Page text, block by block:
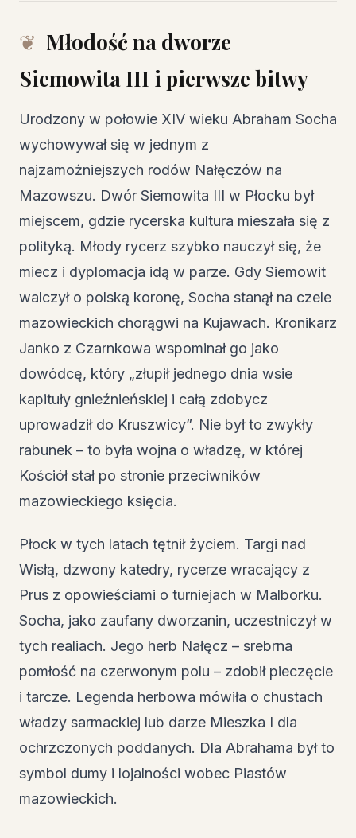
Młodość na dworze
Siemowita III i pierwsze bitwy
Urodzony w połowie XIV wieku Abraham Socha
wychowywał się w jednym z
najzamożniejszych rodów Nałęczów na
Mazowszu. Dwór Siemowita III w Płocku był
miejscem, gdzie rycerska kultura mieszała się z
polityką. Młody rycerz szybko nauczył się, że
miecz i dyplomacja idą w parze. Gdy Siemowit
walczył o polską koronę, Socha stanął na czele
mazowieckich chorągwi na Kujawach. Kronikarz
Janko z Czarnkowa wspominał go jako
dowódcę, który „złupił jednego dnia wsie
kapituły gnieźnieńskiej i całą zdobycz
uprowadził do Kruszwicy”. Nie był to zwykły
rabunek – to była wojna o władzę, w której
Kościół stał po stronie przeciwników
mazowieckiego księcia.
Płock w tych latach tętnił życiem. Targi nad
Wisłą, dzwony katedry, rycerze wracający z
Prus z opowieściami o turniejach w Malborku.
Socha, jako zaufany dworzanin, uczestniczył w
tych realiach. Jego herb Nałęcz – srebrna
pomłość na czerwonym polu – zdobił pieczęcie
i tarcze. Legenda herbowa mówiła o chustach
władzy sarmackiej lub darze Mieszka I dla
ochrzczonych poddanych. Dla Abrahama był to
symbol dumy i lojalności wobec Piastów
mazowieckich.